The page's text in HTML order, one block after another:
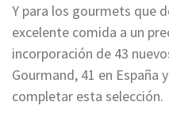
Y para los gourmets que
excelente comida a un
incorporación de 43
Gourmand, 41 en España
completar esta selección.